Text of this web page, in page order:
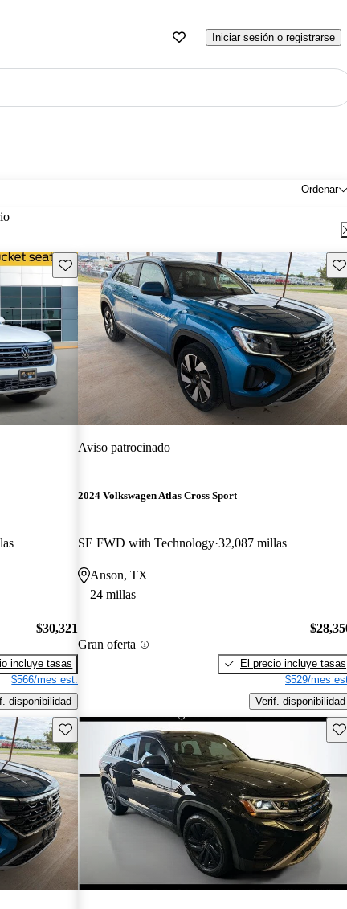
Iniciar sesión o registrarse
Ordenar
Guarda este Aviso
$30,321
incluye tasas
$566/mes est.
disponibilidad
Aviso patrocinado
2024 Volkswagen Atlas Cross Sport
SE FWD with Technology 32,087 millas
Anson, TX
24 millas
Gran oferta
El precio incluye tasas
$529/mes
Verif. disponibilidad
Guarda este Aviso